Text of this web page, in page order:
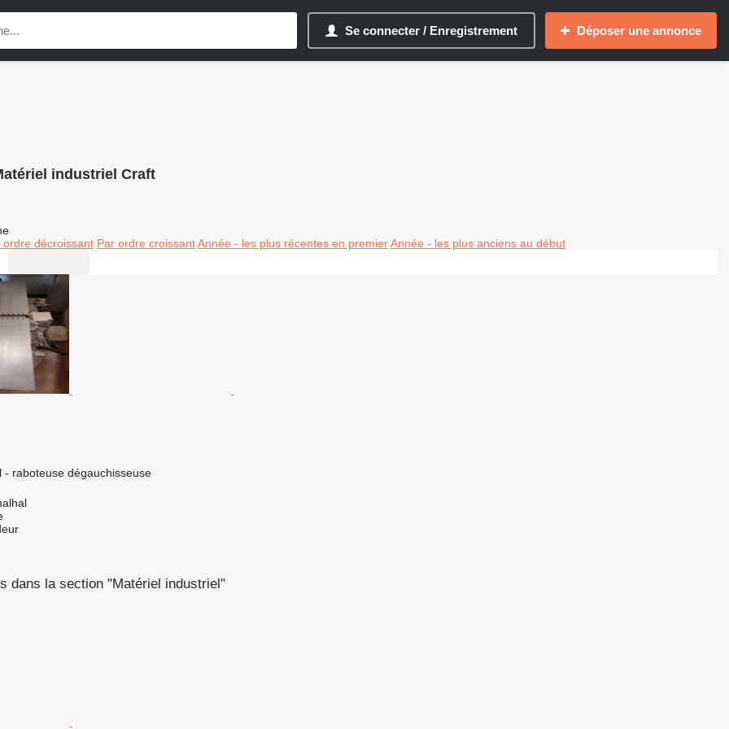
Se connecter / Enregistrement Déposer une annonce
industriel Craft
ordre décroissant Par ordre croissant Année - les plus récentes en premier Année - les plus anciens au début
- raboteuse dégauchisseuse
dans la section "Matériel industriel"